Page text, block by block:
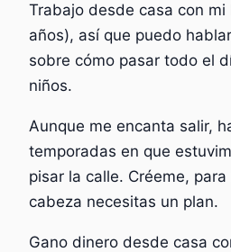
Trabajo desde casa con
años), así que puedo
sobre cómo pasar todo el
niños.
Aunque me encanta salir,
temporadas en que
pisar la calle. Créeme,
cabeza necesitas un plan.
Gano dinero desde casa